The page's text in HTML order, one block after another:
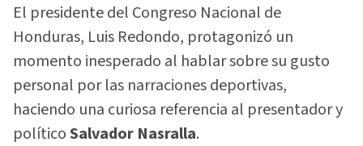
El presidente del Congreso Nacional de
Honduras, Luis Redondo, protagonizó un
momento inesperado al hablar sobre su gusto
personal por las narraciones deportivas,
haciendo una curiosa referencia al presentador y
políticoSalvador Nasralla.